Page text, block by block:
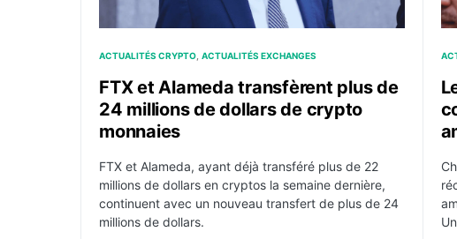
ACTUALITÉS CRYPTO ACTUALITÉS EXCHANGES
FTX et Alameda transfèrent plus de
24 millions de dollars de crypto
monnaies
FTX et Alameda, ayant déjà transféré plus de 22
millions de dollars en cryptos la semaine dernière,
continuent avec un nouveau transfert de plus de 24
millions de dollars.